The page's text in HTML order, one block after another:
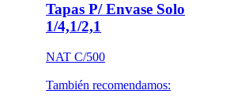
Tapas P/ Envase Solo
1/4,1/2,1
NAT C/500
También recomendamos: